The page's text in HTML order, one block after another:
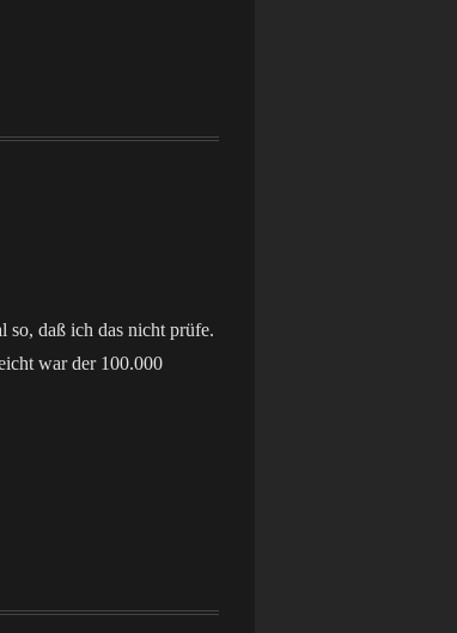
so, daß ich das nicht prüfe.
war der 100.000